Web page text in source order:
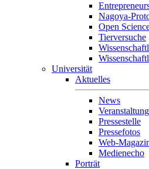
Nagoya-
Open
Tierversuche
Universität
Aktuelles
News
Pressestelle
Pressefotos
Web-
Medienecho
Porträt